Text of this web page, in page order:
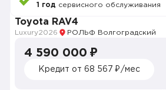
1 год сервисного обслуживания
Toyota RAV4
Luxury2026 РОЛЬФ Волгоградский
4 590 000 ₽
Кредит от 68 567 ₽/мес